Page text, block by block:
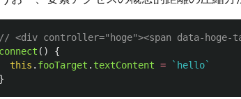
// <div controller="hoge"><span data-hoge-
connect ()
{
this . fooTarget . textContent =
`hello`
}